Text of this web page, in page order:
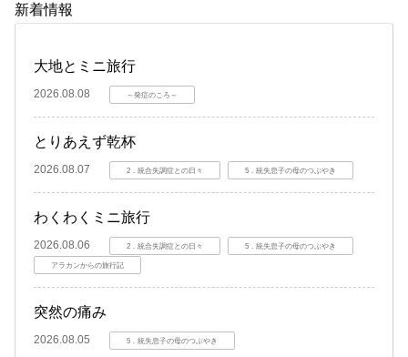
新着情報
大地とミニ旅行
2026.08.08 ～発症のころ～
とりあえず乾杯
2026.08.07 2．統合失調症との日々 5．統失息子の母のつぶやき
わくわくミニ旅行
2026.08.06 2．統合失調症との日々 5．統失息子の母のつぶやき
アラカンからの旅行記
突然の痛み
2026.08.05 5．統失息子の母のつぶやき